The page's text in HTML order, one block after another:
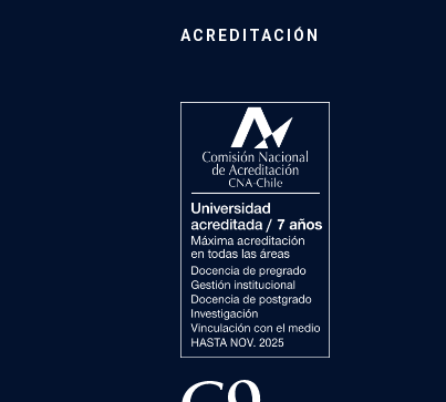
ACREDITACIÓN